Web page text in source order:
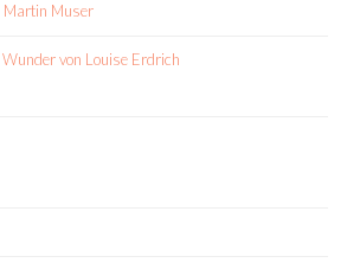
Martin Muser
von Louise Erdrich